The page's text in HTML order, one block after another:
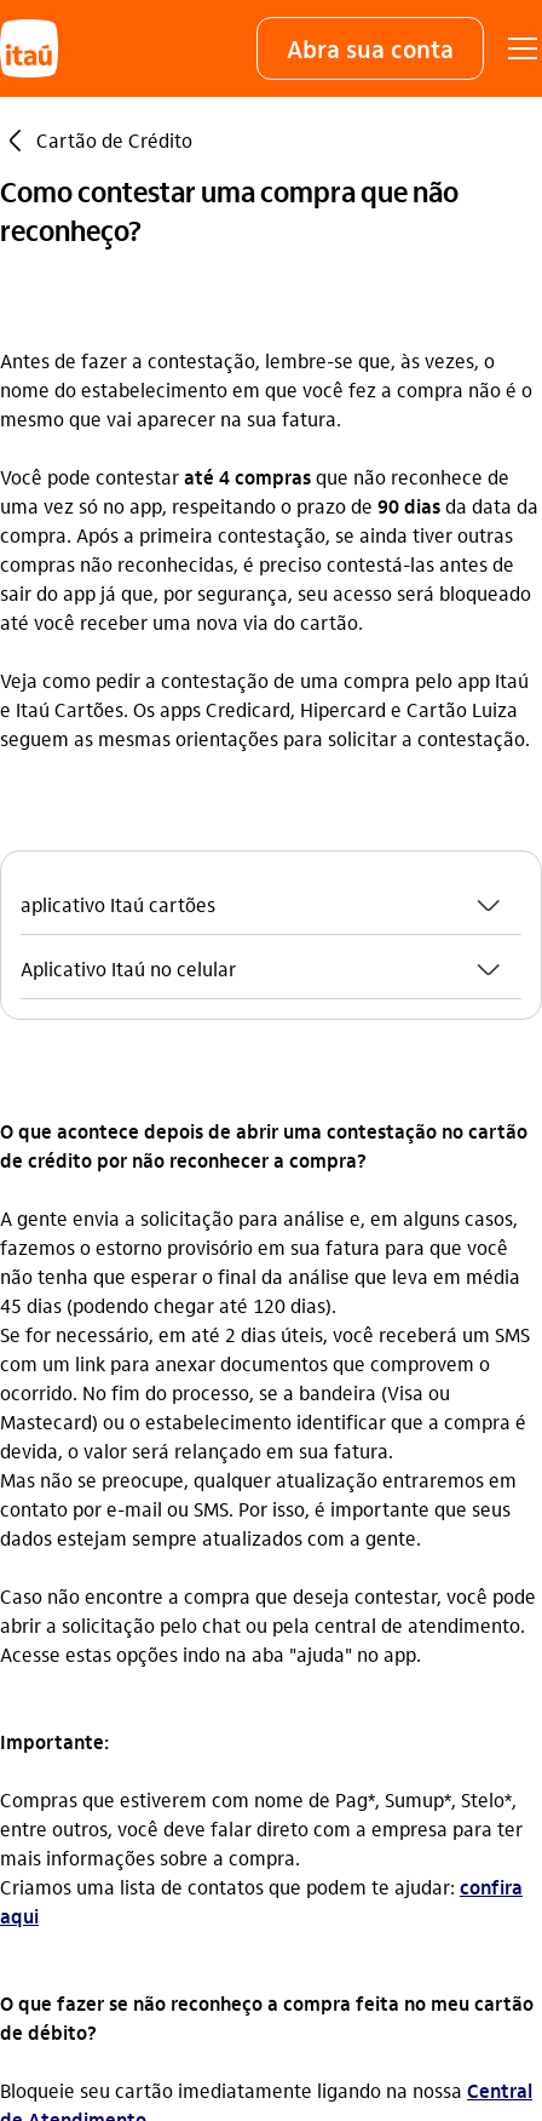
Abra sua conta
seta_esquerda Cartão de Crédito
Como contestar uma compra que não
reconheço?
Antes de fazer a contestação, lembre-se que, às vezes, o
nome do estabelecimento em que você fez a compra não é o
mesmo que vai aparecer na sua fatura.
Você pode contestaraté 4 comprasque não reconhece de
uma vez só no app, respeitando o prazo de 90 diasda data da
compra. Após a primeira contestação, se ainda tiver outras
compras não reconhecidas, é preciso contestá-las antes de
sair do app já que, por segurança, seu acesso será bloqueado
até você receber uma nova via do cartão.
Veja como pedir a contestação de uma compra pelo app Itaú
e Itaú Cartões. Os apps Credicard, Hipercard e Cartão Luiza
seguem as mesmas orientações para solicitar a contestação.
aplicativo Itaú cartões seta_baixo
Aplicativo Itaú no celular seta_baixo
O que acontece depois de abrir uma contestação no cartão
de crédito por não reconhecer a compra?
A gente envia a solicitação para análise e, em alguns casos,
fazemos o estorno provisório em sua fatura para que você
não tenha que esperar o final da análise que leva em média
45 dias (podendo chegar até 120 dias).
Se for necessário, em até 2 dias úteis, você receberá um SMS
com um link para anexar documentos que comprovem o
ocorrido. No fim do processo, se a bandeira (Visa ou
Mastecard) ou o estabelecimento identificar que a compra é
devida, o valor será relançado em sua fatura.
Mas não se preocupe, qualquer atualização entraremos em
contato por e-mail ou SMS. Por isso, é importante que seus
dados estejam sempre atualizados com a gente.
Caso não encontre a compra que deseja contestar, você pode
abrir a solicitação pelo chat ou pela central de atendimento.
Acesse estas opções indo na aba "ajuda" no app.
Importante:
Compras que estiverem com nome de Pag*, Sumup*, Stelo*,
entre outros, você deve falar direto com a empresa para ter
mais informações sobre a compra.
Criamos uma lista de contatos que podem te ajudar: confira
aqui
O que fazer se não reconheço a compra feita no meu cartão
de débito?
Bloqueie seu cartão imediatamente ligando na nossa Central